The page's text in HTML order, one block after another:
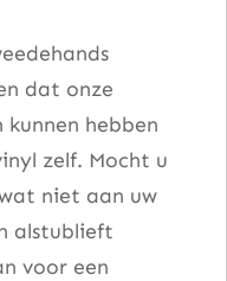
dat onze
hebben
zelf. Mocht u
niet aan uw
alstublieft
voor een